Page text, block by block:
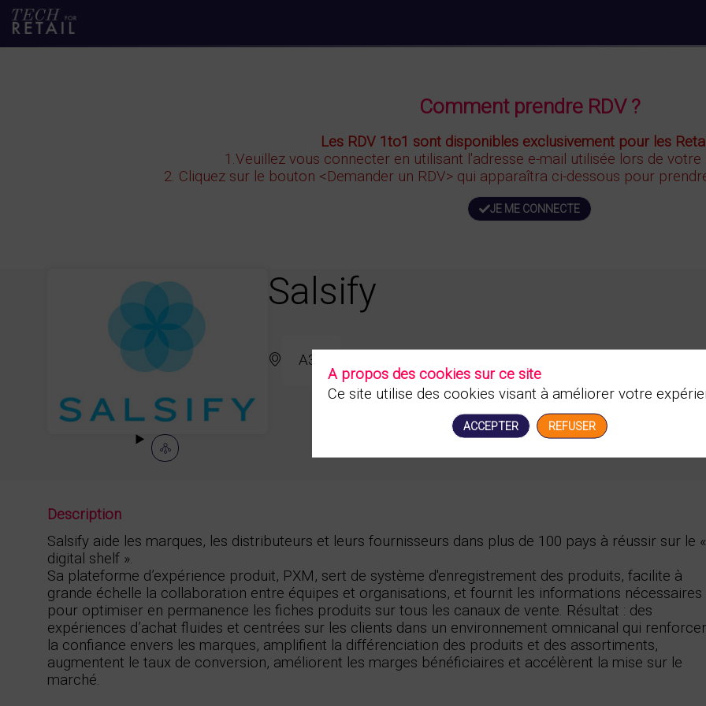
Comment prendre RDV ?
Les RDV 1to1 sont disponibles exclusivement pour les
1.Veuillez vous connecter en utilisant l'adresse e-mail utilisée lors de
2. Cliquez sur le bouton <Demander un RDV> qui apparaîtra ci-dessous pour
JE ME CONNECTE
Salsify
A37
Description
Salsify aide les marques, les distributeurs et leurs fournisseurs dans plus de 100 pays à réussir sur le «
digital shelf ».
Sa plateforme d’expérience produit, PXM, sert de système d'enregistrement des produits, facilite à
grande échelle la collaboration entre équipes et organisations, et fournit les informations nécessaires
pour optimiser en permanence les fiches produits sur tous les canaux de vente. Résultat : des
expériences d’achat fluides et centrées sur les clients dans un environnement omnicanal qui
la confiance envers les marques, amplifient la différenciation des produits et des assortiments,
augmentent le taux de conversion, améliorent les marges bénéficiaires et accélèrent la mise sur le
marché.
A propos des cookies sur ce site
Ce site utilise des cookies visant à améliorer votre
ACCEPTER REFUSER